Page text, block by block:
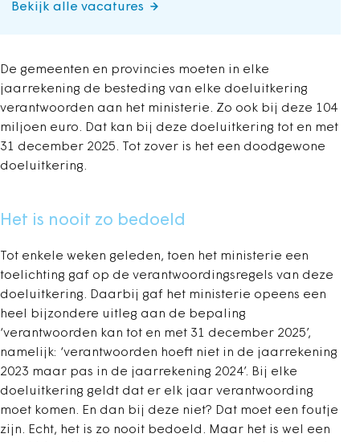
Bekijk alle vacatures
De gemeenten en provincies moeten in elke
jaarrekening de besteding van elke doeluitkering
verantwoorden aan het ministerie. Zo ook bij deze 104
miljoen euro. Dat kan bij deze doeluitkering tot en met
31 december 2025. Tot zover is het een doodgewone
doeluitkering.
Het is nooit zo bedoeld
Tot enkele weken geleden, toen het ministerie een
toelichting gaf op de verantwoordingsregels van deze
doeluitkering. Daarbij gaf het ministerie opeens een
heel bijzondere uitleg aan de bepaling
‘verantwoorden kan tot en met 31 december 2025’,
namelijk: ‘verantwoorden hoeft niet in de jaarrekening
2023 maar pas in de jaarrekening 2024’. Bij elke
doeluitkering geldt dat er elk jaar verantwoording
moet komen. En dan bij deze niet? Dat moet een foutje
zijn. Echt, het is zo nooit bedoeld. Maar het is wel een